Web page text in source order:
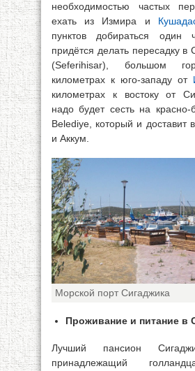
необходимостью частых
ехать из Измира и
пунктов добираться
придётся делать пересадку
(Seferihisar), большом
километрах к юго-западу от
километрах к востоку от
надо будет сесть на красно-
Belediye, который и доставит
и Аккум.
Морской порт Сигаджика
Проживание и питание в
Лучший пансион
принадлежащий